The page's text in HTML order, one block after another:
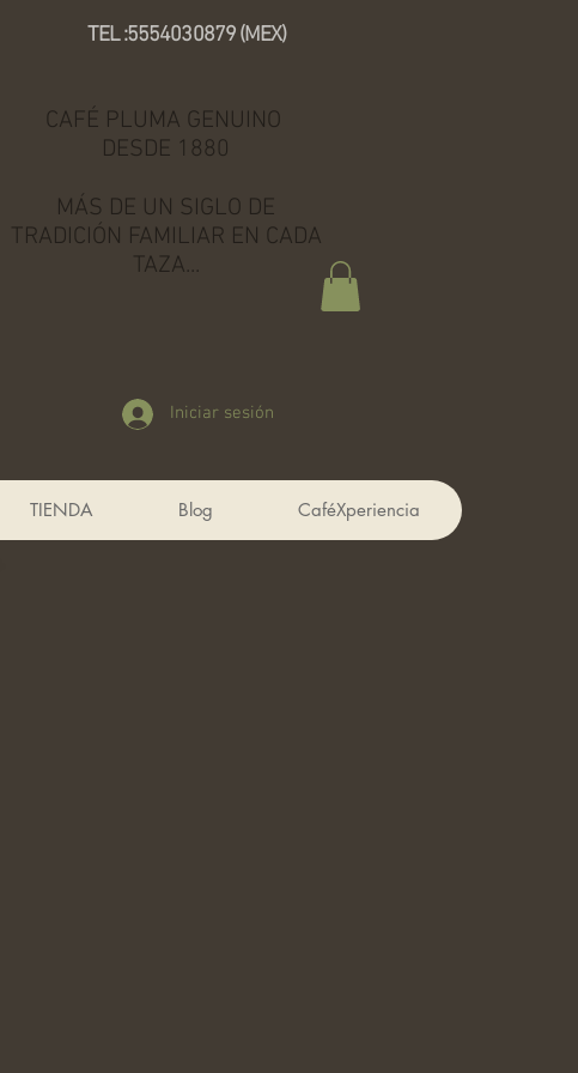
CAFÉ PLUMA GENUINO
DESDE 1880
MÁS DE UN SIGLO DE
TRADICIÓN FAMILIAR EN CADA
TAZA...
Iniciar sesión
TIENDA Blog CaféXperiencia
TEL :5554030879 (MEX)